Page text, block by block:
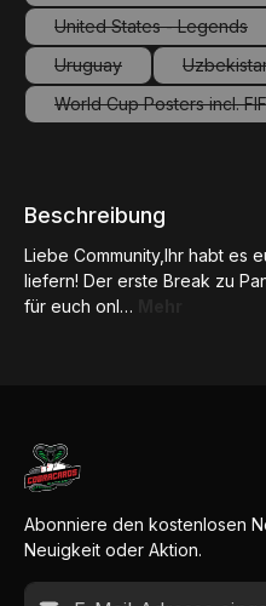
United States - Legends
(Diese Option
Uruguay
(Diese Option ist zurzeit
World Cup Posters incl.
(Diese
Beschreibung
Liebe Community,Ihr habt es
liefern! Der erste Break zu
für euch onl…
Abonniere den kostenlosen
Neuigkeit oder Aktion.
E-Mail-Adresse*